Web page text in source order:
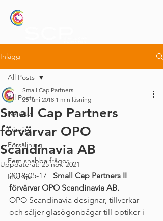
Inlägg
All Posts
Nyheter
Förvärv
Försäljning
Fem snabba frågor
Intervju
All Posts
Small Cap Partners
förvärvar OPO
Scandinavia AB
Small Cap Partners
25 juni 2018 1 min läsning
Uppdaterat:25 nov. 2021
2018-05-17 Small Cap Partners II
förvärvar OPO Scandinavia AB.
OPO Scandinavia designar, tillverkar
och säljer glasögonbågar till optiker i